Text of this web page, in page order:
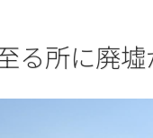
る所に廃